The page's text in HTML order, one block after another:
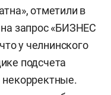
отметили в
запрос «БИЗНЕС
у челнинского
подсчета
некорректные.